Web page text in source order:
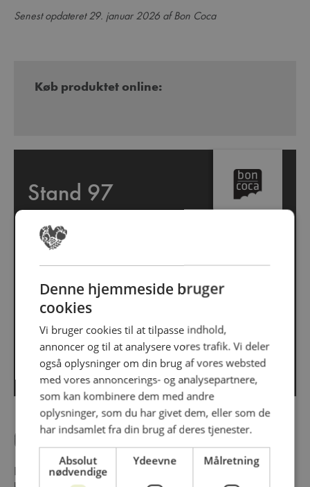
Senest opdateret 29. januar 2026 af Bon Coca
Køb produktet online:
Stand 97
Bon Coca
Følg os på
http://www.boncoca.dk
Om virksomheden
Luksus lakrids, konfekture og specialiteter - alt sammen i
Denne hjemmeside bruger
cookies
Vi bruger cookies til at tilpasse indhold,
annoncer og til at analysere vores trafik. Vi deler
også oplysninger om din brug af vores websted
med vores annoncerings- og analysepartnere,
som kan kombinere dem med andre
oplysninger, som du har givet dem, eller som de
har indsamlet fra din brug af deres tjenester.
Absolut
nødvendige
Ydeevne Målretning